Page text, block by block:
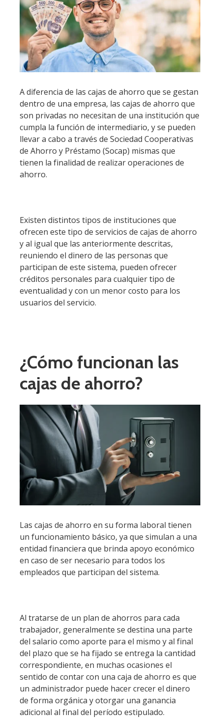
A diferencia de las cajas de ahorro que se gestan
dentro de una empresa, las cajas de ahorro que
son privadas no necesitan de una institución que
cumpla la función de intermediario, y se pueden
llevar a cabo a través de Sociedad Cooperativas
de Ahorro y Préstamo (Socap) mismas que
tienen la finalidad de realizar operaciones de
ahorro.
Existen distintos tipos de instituciones que
ofrecen este tipo de servicios de cajas de ahorro
y al igual que las anteriormente descritas,
reuniendo el dinero de las personas que
participan de este sistema, pueden ofrecer
créditos personales para cualquier tipo de
eventualidad y con un menor costo para los
usuarios del servicio.
¿Cómo funcionan las
cajas de ahorro?
Las cajas de ahorro en su forma laboral tienen
un funcionamiento básico, ya que simulan a una
entidad financiera que brinda apoyo económico
en caso de ser necesario para todos los
empleados que participan del sistema.
Al tratarse de un plan de ahorros para cada
trabajador, generalmente se destina una parte
del salario como aporte para el mismo y al final
del plazo que se ha fijado se entrega la cantidad
correspondiente, en muchas ocasiones el
sentido de contar con una caja de ahorro es que
un administrador puede hacer crecer el dinero
de forma orgánica y otorgar una ganancia
adicional al final del período estipulado.